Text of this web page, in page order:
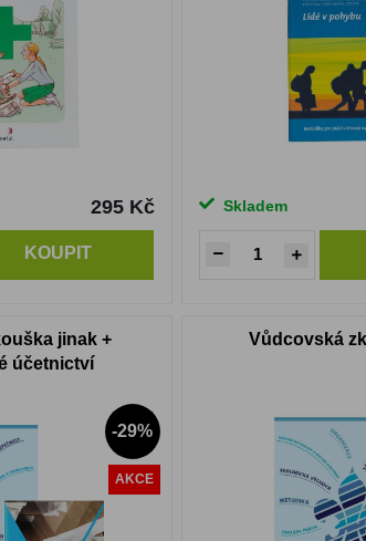
295 Kč
KOUPIT
Skladem
jinak +
účetnictví
-29%
AKCE
Vůdcovská